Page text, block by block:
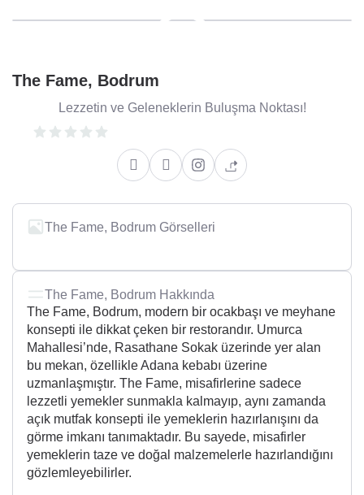
The Fame, Bodrum
Lezzetin ve Geleneklerin Buluşma Noktası!
The Fame, Bodrum Görselleri
The Fame, Bodrum Hakkında
The Fame, Bodrum, modern bir ocakbaşı ve meyhane
konsepti ile dikkat çeken bir restorandır. Umurca
Mahallesi’nde, Rasathane Sokak üzerinde yer alan
bu mekan, özellikle Adana kebabı üzerine
uzmanlaşmıştır. The Fame, misafirlerine sadece
lezzetli yemekler sunmakla kalmayıp, aynı zamanda
açık mutfak konsepti ile yemeklerin hazırlanışını da
görme imkanı tanımaktadır. Bu sayede, misafirler
yemeklerin taze ve doğal malzemelerle hazırlandığını
gözlemleyebilirler.